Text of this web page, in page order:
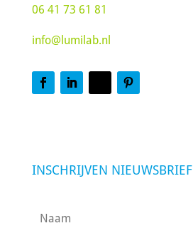
06 41 73 61 81
info@lumilab.nl
INSCHRIJVEN NIEUWSBRIEF